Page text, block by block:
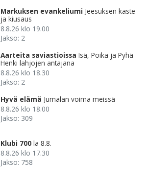
Markuksen evankeliumi Jeesuksen kaste
ja kiusaus
8.8.26 klo 19.00
Jakso: 2
Aarteita saviastioissa Isä, Poika ja Pyhä
Henki lahjojen antajana
8.8.26 klo 18.30
Jakso: 2
Hyvä elämä Jumalan voima meissä
8.8.26 klo 18.00
Jakso: 309
Klubi 700 la 8.8.
8.8.26 klo 17.30
Jakso: 758